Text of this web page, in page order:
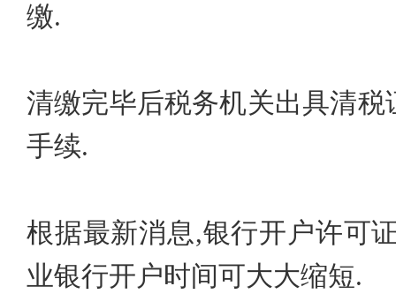
缴.
清缴完毕后税务机关出具清
手续.
根据最新消息,银行开户许可
业银行开户时间可大大缩短.